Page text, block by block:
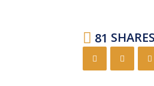
81 SHARES